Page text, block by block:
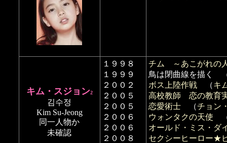
キム・スジョン2
김수정
Kim Su-Jeong
同一人物か
未確認
１９９８
１９９９
２００２
２００５
２００５
２００６
２００６
２００８
チム ～あこがれの
鳥は閉曲線を描く
ボス上陸作戦 （キ
高校教師 恋の教育
恋愛術士 （チョン
ウォンタクの天使
オールド・ミス・
セクシーヒーロー★